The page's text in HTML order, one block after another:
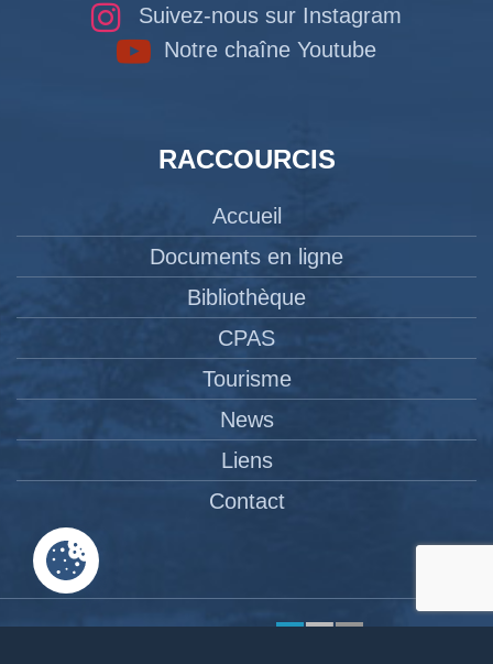
Suivez-nous sur Instagram
Notre chaîne Youtube
RACCOURCIS
Accueil
Documents en ligne
Bibliothèque
CPAS
Tourisme
News
Liens
Contact